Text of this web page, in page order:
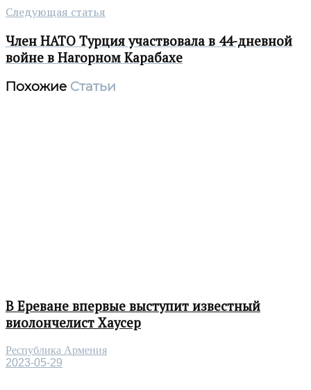
Следующая статья
Член НАТО Турция участвовала в 44-дневной
войне в Нагорном Карабахе
Похожие Статьи
В Ереване впервые выступит известный
виолончелист Хаусер
Республика Армения
2023-05-29